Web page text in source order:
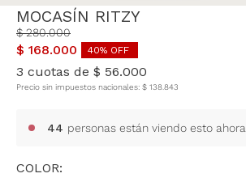
MOCASÍN RITZY
$ 280.000
$ 168.000 40% OFF
3 cuotas de $ 56.000
Precio sin impuestos nacionales: $ 138843
44 personas están viendo esto ahora
COLOR: